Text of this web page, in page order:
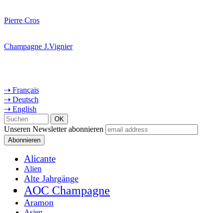
Pierre Cros
Champagne J.Vignier
⇢ Français
⇢ Deutsch
⇢ English
Unseren Newsletter abonnieren
Alicante
Alien
Alte Jahrgänge
AOC Champagne
Aramon